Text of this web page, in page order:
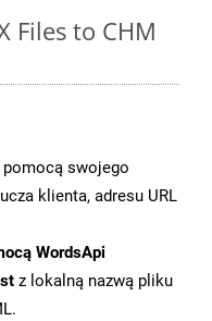
Files to CHM
pomocą swojego
klienta, adresu URL
WordsApi
z lokalną nazwą pliku